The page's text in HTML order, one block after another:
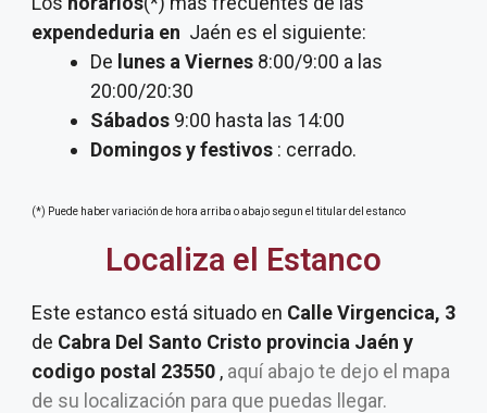
expendeduria en Jaén es el siguiente:
De lunes a Viernes 8:00/9:00 a las
20:00/20:30
Sábados 9:00 hasta las 14:00
Domingos y festivos : cerrado.
(*) Puede haber variación de hora arriba o abajo segun el titular del estanco
Localiza el Estanco
Este estanco está situado en Calle Virgencica, 3
de Cabra Del Santo Cristo provincia Jaén y
codigo postal 23550 , aquí abajo te dejo el mapa
de su localización para que puedas llegar.